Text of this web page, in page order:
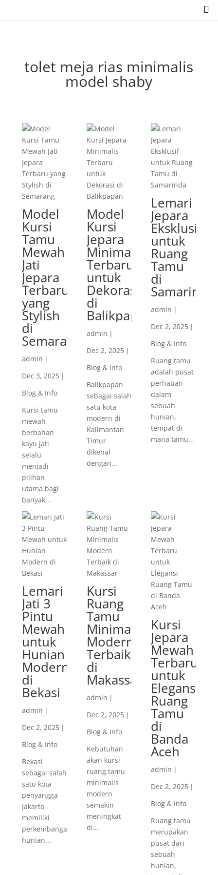

tolet meja rias minimalis
model shaby
Model
Kursi
Tamu
Mewah
Jati
Jepara
Terbaru
yang
Stylish
di
Semarang
admin |
Dec 3, 2025 |
Blog & Info
Kursi tamu
mewah
berbahan
kayu jati
selalu
menjadi
pilihan
utama bagi
banyak...
Model
Kursi
Jepara
Minimalis
Terbaru
untuk
Dekorasi
di
Balikpapan
admin |
Dec 2, 2025 |
Blog & Info
Balikpapan
sebagai salah
satu kota
modern di
Kalimantan
Timur
dikenal
dengan...
Lemari
Jepara
Eksklusif
untuk
Ruang
Tamu
di
Samarinda
admin |
Dec 2, 2025 |
Blog & Info
Ruang tamu
adalah pusat
perhatian
dalam
sebuah
hunian,
tempat di
mana tamu...
Lemari
Jati 3
Pintu
Mewah
untuk
Hunian
Modern
di
Bekasi
admin |
Dec 2, 2025 |
Blog & Info
Bekasi
sebagai salah
satu kota
penyangga
Jakarta
memiliki
perkembangan
hunian...
Kursi
Ruang
Tamu
Minimalis
Modern
Terbaik
di
Makassar
admin |
Dec 2, 2025 |
Blog & Info
Kebutuhan
akan kursi
ruang tamu
minimalis
modern
semakin
meningkat
di...
Kursi
Jepara
Mewah
Terbaru
untuk
Elegansi
Ruang
Tamu
di
Banda
Aceh
admin |
Dec 2, 2025 |
Blog & Info
Ruang tamu
merupakan
pusat dari
sebuah
hunian,